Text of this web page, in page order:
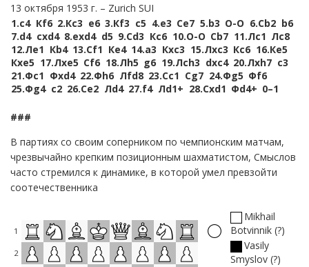
13 октября 1953 г.
Zurich SUI
1.c4 Кf6 2.Кc3 e6 3.Кf3 c5 4.e3 Сe7 5.b3 O-O 6.Сb2 b6
7.d4 cxd4 8.exd4 d5 9.Сd3 Кc6 10.O-O Сb7 11.Лc1 Лc8
12.Лe1 Кb4 13.Сf1 Кe4 14.a3 Кxc3 15.Лxc3 Кc6 16.Кe5
Кxe5 17.Лxe5 Сf6 18.Лh5 g6 19.Лch3 dxc4 20.Лxh7 c3
21.Фc1 Фxd4 22.Фh6 Лfd8 23.Сc1 Сg7 24.Фg5 Фf6
25.Фg4 c2 26.Сe2 Лd4 27.f4 Лd1+ 28.Сxd1 Фd4+ 0–1
###
В партиях со своим соперником по чемпионским матчам,
чрезвычайно крепким позиционным шахматистом, Смыслов
часто стремился к динамике, в которой умел превзойти
соотечественника
1
2
Mikhail
Botvinnik ?
Vasily
Smyslov ?